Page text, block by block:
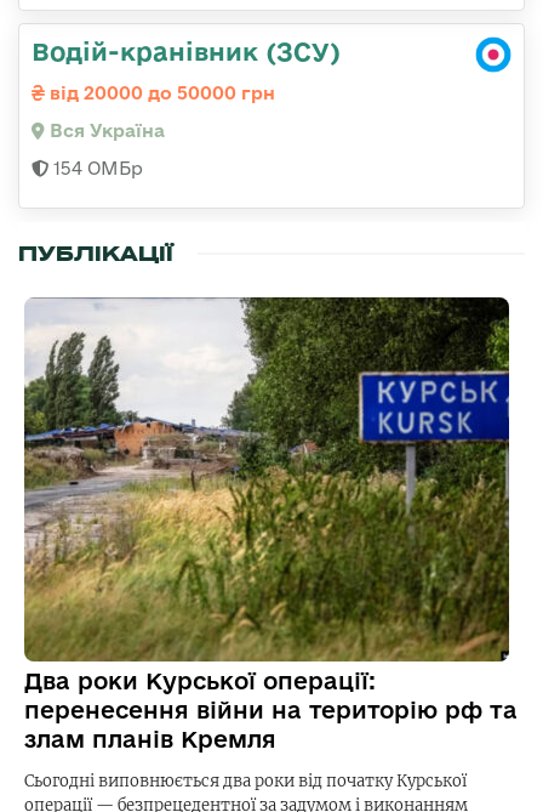
Водій-кранівник (ЗСУ)
від 20000 до 50000 грн
Вся Україна
154 ОМБр
ПУБЛІКАЦІЇ
Два роки Курської операції:
перенесення війни на територію рф та
злам планів Кремля
Сьогодні виповнюється два роки від початку Курської
операції — безпрецедентної за задумом і виконанням